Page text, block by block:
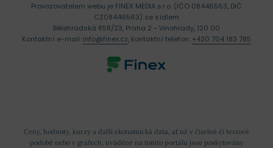
Ceny, hodnoty, kurzy a další ekonomická data, ať už v číselné či textové
podobě nebo v grafech, uváděné na tomto portálu jsou poskytovány
Provozovatelem webu je FINEX MEDIA s.r.o. (IČO 08446563, DIČ
CZ08446563) se sídlem
Bělehradská 858/23, Praha 2 - Vinohrady, 120 00
Kontaktní e-mail: info@finex.cz, kontaktní telefon: +420 704 183 785